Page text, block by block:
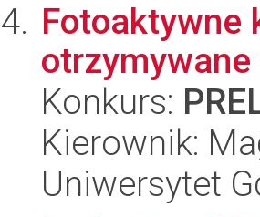
Fotoaktywne
Konkurs:
Kierownik:
Uniwersytet